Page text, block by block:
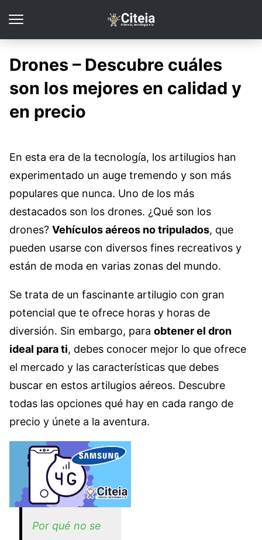
Drones – Descubre cuáles
son los mejores en calidad y
en precio
En esta era de la tecnología, los artilugios han
experimentado un auge tremendo y son más
populares que nunca. Uno de los más
destacados son los drones. ¿Qué son los
drones? Vehículos aéreos no tripulados, que
pueden usarse con diversos fines recreativos y
están de moda en varias zonas del mundo.
Se trata de un fascinante artilugio con gran
potencial que te ofrece horas y horas de
diversión. Sin embargo, para obtener el dron
ideal para ti, debes conocer mejor lo que ofrece
el mercado y las características que debes
buscar en estos artilugios aéreos. Descubre
todas las opciones qué hay en cada rango de
precio y únete a la aventura.
Por qué no se